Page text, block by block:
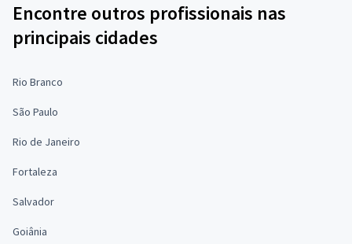
Encontre outros profissionais nas
principais cidades
Rio Branco
São Paulo
Rio de Janeiro
Fortaleza
Salvador
Goiânia